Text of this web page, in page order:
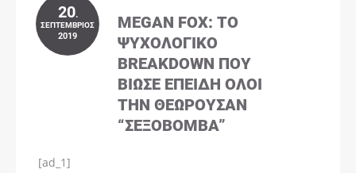
20.
ΣΕΠΤΈΜΒΡΙΟΣ
2019
MEGAN FOX: ΤΟ
ΨΥΧΟΛΟΓΙΚΌ
BREAKDOWN ΠΟΥ
ΒΊΩΣΕ ΕΠΕΙΔΉ ΌΛΟΙ
ΤΗΝ ΘΕΩΡΟΎΣΑΝ
“ΣΕΞΟΒΌΜΒΑ”
[ad_1]